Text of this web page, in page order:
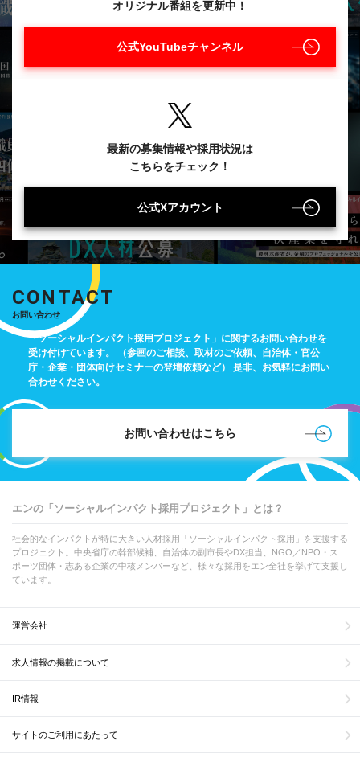
オリジナル番組を更新中！
公式YouTubeチャンネル
最新の募集情報や採用状況は
こちらをチェック！
公式Xアカウント
CONTACT
お問い合わせ
「ソーシャルインパクト採用プロジェクト」に関するお問い合わせを
受け付けています。
（参画のご相談、取材のご依頼、自治体・官公
庁・企業・団体向けセミナーの登壇依頼など）
是非、お気軽にお問い
合わせください。
お問い合わせはこちら
エンの「ソーシャルインパクト採用プロジェクト」とは？
社会的なインパクトが特に大きい人材採用「ソーシャルインパクト採用」を支援する
プロジェクト。中央省庁の幹部候補、自治体の副市長やDX担当、NGO／NPO・ス
ポーツ団体・志ある企業の中核メンバーなど、様々な採用をエン全社を挙げて支援し
ています。
運営会社
求人情報の掲載について
IR情報
サイトのご利用にあたって